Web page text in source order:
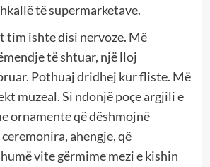
të supermarketave.
tim ishte disi nervoze. Më
të shtuar, një lloj
Pothuaj dridhej kur fliste. Më
muzeal. Si ndonjë poçe argjili e
ornamente që dëshmojnë
ahengje, që
vite gërmime mezi e kishin